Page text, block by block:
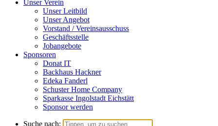
Unser Verein
Unser Leitbild
Unser Angebot
Vorstand / Vereinsausschuss
Geschäftsstelle
Jobangebote
Sponsoren
Donat IT
Backhaus Hackner
Edeka Fanderl
Schuster Home Company
Sparkasse Ingolstadt Eichstätt
Sponsor werden
Suche nach: